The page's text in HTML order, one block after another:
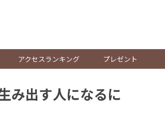
アクセスランキング プレゼント
み出す人になるに